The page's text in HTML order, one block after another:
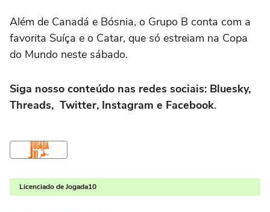
Além de Canadá e Bósnia, o Grupo B conta com a
favorita Suíça e o Catar, que só estreiam na Copa
do Mundo neste sábado.
Siga nosso conteúdo nas redes sociais: Bluesky,
Threads, Twitter, Instagram e Facebook.
Licenciado de Jogada10